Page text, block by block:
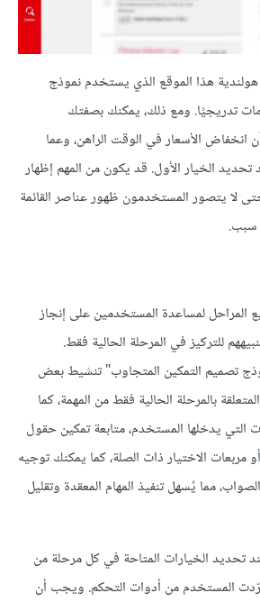
هذا الموقع الذي يستخدم نموذج
تدريجيًا. ومع ذلك، يمكنك بصفتك
الأسعار في الوقت الراهن، وعما
الخيار الأول. قد يكون من المهم إظهار
لا يتصور المستخدمون ظهور عناصر القائمة
سبب.
المراحل لمساعدة المستخدمين على إنجاز
للتركيز في المرحلة الحالية فقط.
تصميم التمكين المتجاوب" تنشيط بعض
بالمرحلة الحالية فقط من المهمة، كما
التي يدخلها المستخدم، متابعة تمكين حقول
أو مربعات الاختيار ذات الصلة، كما يمكنك توجيه
مما يُسهل تنفيذ المهام المعقدة وتقليل
تحديد الخيارات المتاحة في كل مرحلة من
المستخدم من أدوات التحكم. ويجب أن